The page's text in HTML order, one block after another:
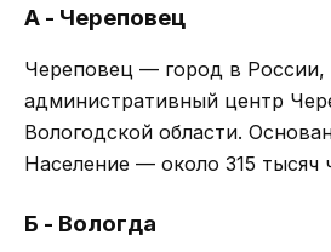
А - Череповец
Череповец — город в России,
административный центр
Вологодской области.
Население — около 315 тысяч
Б - Вологда